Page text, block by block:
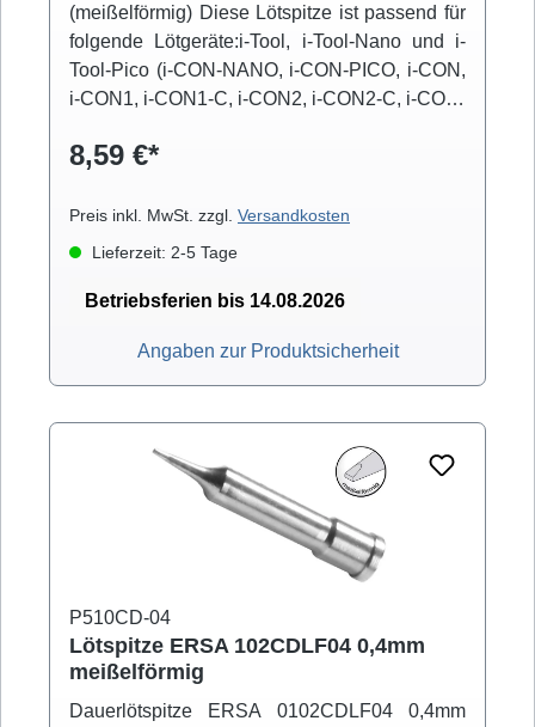
(meißelförmig) Diese Lötspitze ist passend für
folgende Lötgeräte:i-Tool, i-Tool-Nano und i-
Tool-Pico (i-CON-NANO, i-CON-PICO, i-CON,
i-CON1, i-CON1-C, i-CON2, i-CON2-C, i-CON-
8,59 €*
Preis inkl. MwSt. zzgl. Versandkosten
Lieferzeit: 2-5 Tage
Betriebsferien bis 14.08.2026
Angaben zur Produktsicherheit
P510CD-04
Lötspitze ERSA 102CDLF04 0,4mm
meißelförmig
Dauerlötspitze ERSA 0102CDLF04 0,4mm